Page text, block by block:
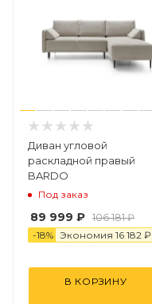
Диван угловой
раскладной правый
BARDO
Под заказ
89 999 ₽ 106 181 ₽
-18% Экономия 16 182 ₽
В КОРЗИНУ